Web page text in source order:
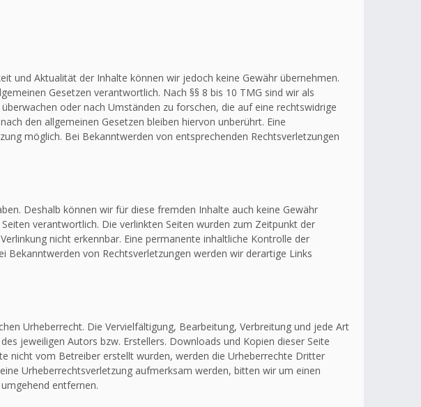
und Aktualität der Inhalte können wir jedoch keine Gewähr übernehmen.
Gesetzen verantwortlich. Nach §§ 8 bis 10 TMG sind wir als
oder nach Umständen zu forschen, die auf eine rechtswidrige
den allgemeinen Gesetzen bleiben hiervon unberührt. Eine
möglich. Bei Bekanntwerden von entsprechenden Rechtsverletzungen
Deshalb können wir für diese fremden Inhalte auch keine Gewähr
verantwortlich. Die verlinkten Seiten wurden zum Zeitpunkt der
nicht erkennbar. Eine permanente inhaltliche Kontrolle der
von Rechtsverletzungen werden wir derartige Links
Urheberrecht. Die Vervielfältigung, Bearbeitung, Verbreitung und jede Art
jeweiligen Autors bzw. Erstellers. Downloads und Kopien dieser Seite
nicht vom Betreiber erstellt wurden, werden die Urheberrechte Dritter
Urheberrechtsverletzung aufmerksam werden, bitten wir um einen
entfernen.